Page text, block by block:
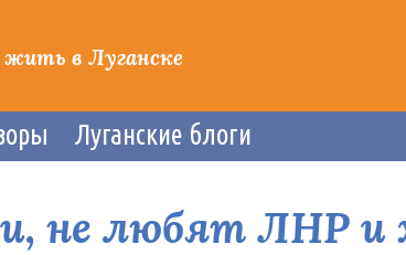
жить в Луганске
Луганские блоги
не любят ЛНР